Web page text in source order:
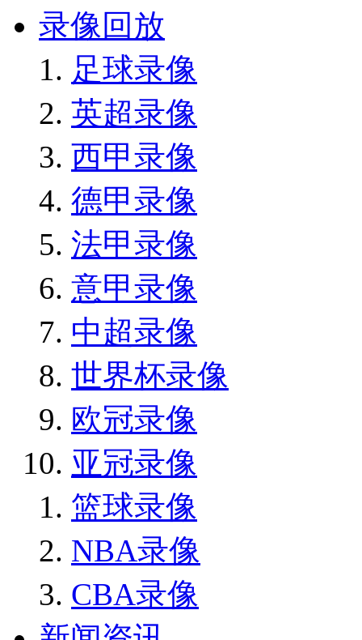
录像回放
足球录像
英超录像
西甲录像
德甲录像
法甲录像
意甲录像
中超录像
世界杯录像
欧冠录像
亚冠录像
篮球录像
NBA录像
CBA录像